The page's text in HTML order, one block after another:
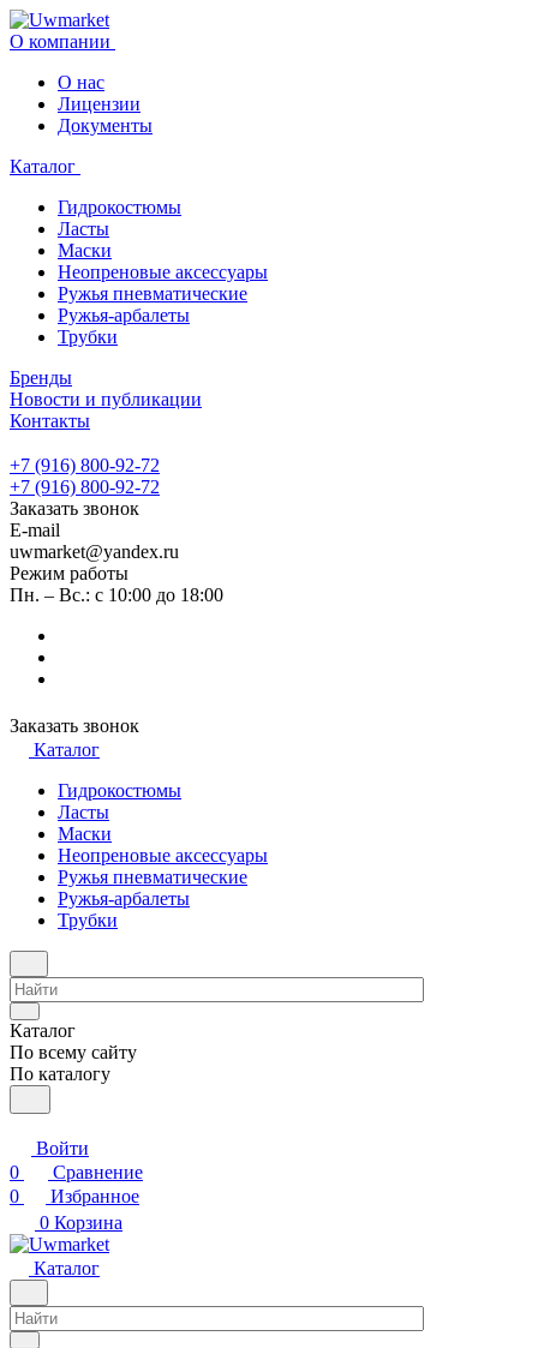
О компании
О нас
Лицензии
Документы
Каталог
Гидрокостюмы
Ласты
Маски
Неопреновые аксессуары
Ружья пневматические
Ружья-арбалеты
Трубки
Бренды
Новости и публикации
Контакты
+7 (916) 800-92-72
+7 (916) 800-92-72
Заказать звонок
E-mail
uwmarket@yandex.ru
Режим работы
Пн. – Вс.: с 10:00 до 18:00
Заказать звонок
Каталог
Гидрокостюмы
Ласты
Маски
Неопреновые аксессуары
Ружья пневматические
Ружья-арбалеты
Трубки
Каталог
По всему сайту
По каталогу
Войти
0
Сравнение
0
Избранное
0 Корзина
Каталог